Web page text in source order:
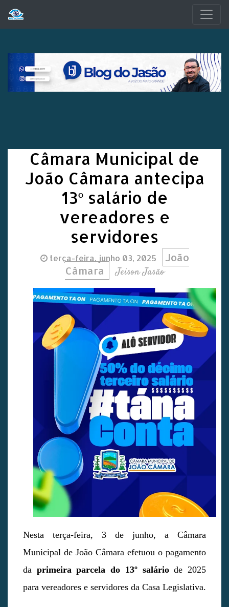
Câmara Municipal de
João Câmara antecipa
13º salário de
vereadores e
servidores
terça-feira, junho 03, 2025
João
Câmara
Jeison Jasão
Nesta terça-feira, 3 de junho, a Câmara
Municipal de João Câmara efetuou o pagamento
da primeira parcela do 13º saláriode 2025
para vereadores e servidores da Casa Legislativa.